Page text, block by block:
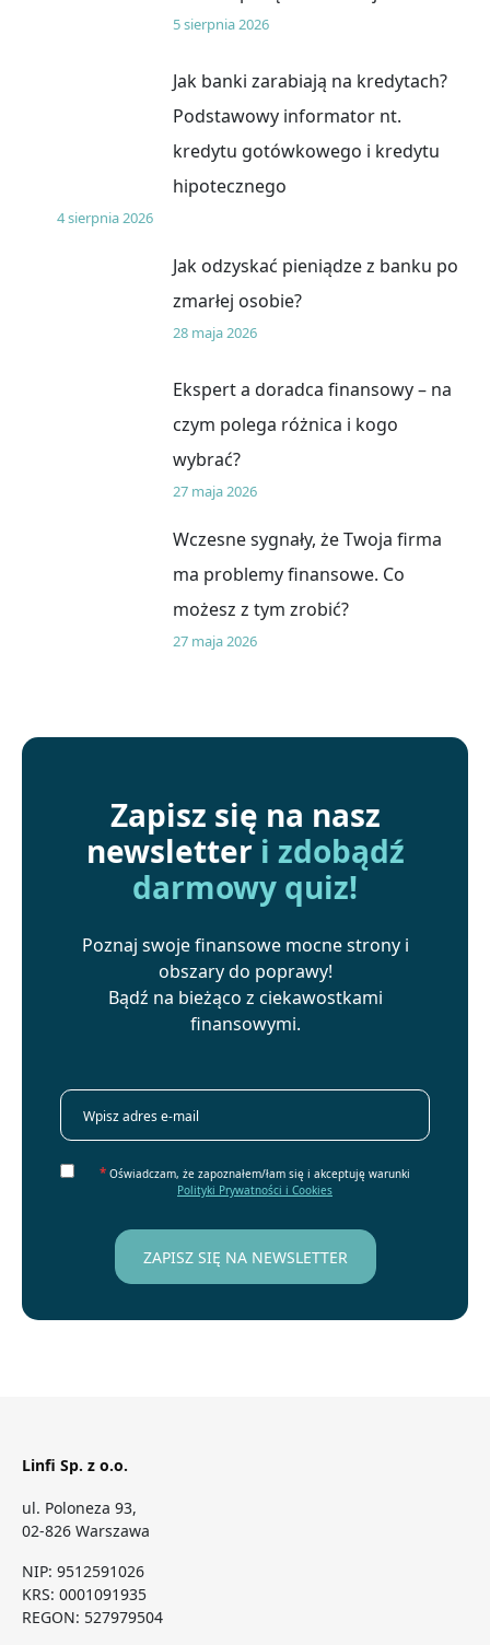
5 sierpnia 2026
Jak banki zarabiają na kredytach?
Podstawowy informator nt.
kredytu gotówkowego i kredytu
hipotecznego
4 sierpnia 2026
Jak odzyskać pieniądze z banku po
zmarłej osobie?
28 maja 2026
Ekspert a doradca finansowy – na
czym polega różnica i kogo
wybrać?
27 maja 2026
Wczesne sygnały, że Twoja firma
ma problemy finansowe. Co
możesz z tym zrobić?
27 maja 2026
Zapisz się na nasz
newsletter i zdobądź
darmowy quiz!
Poznaj swoje finansowe mocne strony i
obszary do poprawy!
Bądź na bieżąco z ciekawostkami
finansowymi.
* Oświadczam, że zapoznałem/łam się i akceptuję warunki
Polityki Prywatności i Cookies
Linfi Sp. z o.o.
ul. Poloneza 93,
02-826 Warszawa
NIP: 9512591026
KRS: 0001091935
REGON: 527979504